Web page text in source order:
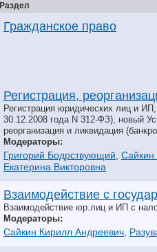
Раздел
Гражданское право
Регистрация,
Регистрация юридических лиц и
30.12.2008 года N 312-ФЗ), новый
реорганизация и ликвидация
Модераторы:
Григорий Бодрствующий Сайкин
Екатерина Викторовна
Взаимодействие с
Взаимодействие юр.лиц и ИП с
Модераторы:
Сайкин Кирилл Андреевич